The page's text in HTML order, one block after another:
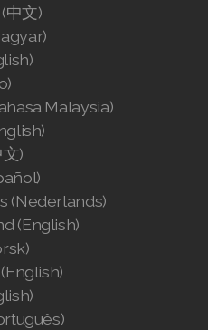
中文)
Malaysia)
)
(Nederlands)
(English)